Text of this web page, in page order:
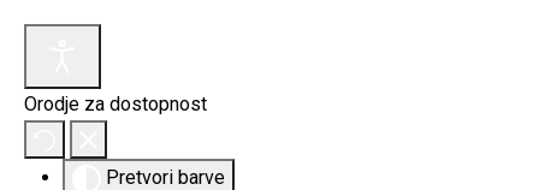
Orodje za dostopnost
Pretvori barve